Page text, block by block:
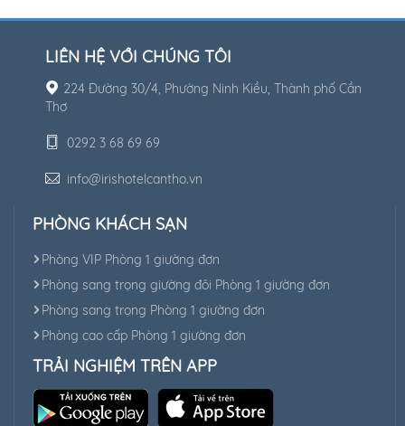
LIÊN HỆ VỚI CHÚNG TÔI
224 Đường 30/4, Phường Ninh Kiều, Thành phố Cần
Thơ
0292 3 68 69 69
info@irishotelcantho.vn
PHÒNG KHÁCH SẠN
Phòng VIP Phòng 1 giường đơn
Phòng sang trọng giường đôi Phòng 1 giường đơn
Phòng sang trọng Phòng 1 giường đơn
Phòng cao cấp Phòng 1 giường đơn
TRẢI NGHIỆM TRÊN APP